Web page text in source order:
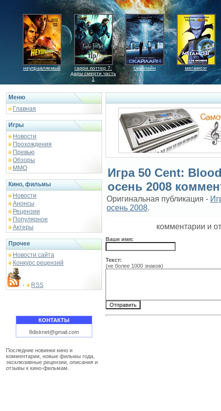
неуправляемый
гарри поттер 7:
дары смерти часть
1
скайлайн мегамозг
Меню
Главная
Игры
Новости
Прохождения
Превью
Обзоры
ММО
Кино, фильмы
Новости
Анонсы
Рецензии
Популярное
Актеры
Прочее
Новости сайта
Конкурс рецензий
- RSS
КОНТАКТЫ
8disknet@gmail.com
Последние новинки кино и
комментарии, новые фильмы года,
эксклюзивные рецензии, описания и
отзывы к кино-фильмам.
Игра 50 Cent:
осень 2008
Оригинальная публикация -
осень 2008.
комментарии и
Ваше имя:
Текст:
(не более 1000 знаков)